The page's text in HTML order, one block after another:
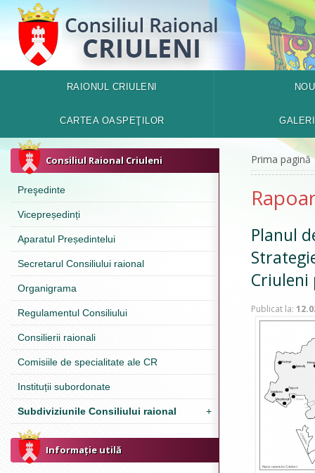
RAIONUL CRIULENI
CARTEA OASPEŢILOR
Consiliul Raional Criuleni
Preşedinte
Vicepreședinți
Aparatul Președintelui
Secretarul Consiliului raional
Organigrama
Regulamentul Consiliului
Consilierii raionali
Comisiile de specialitate ale CR
Instituții subordonate
Subdiviziunile Consiliului raional +
Informație utilă
Prima pagină
Planul
Criuleni
Publicat la: